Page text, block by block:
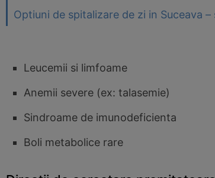
Optiuni de spitalizare de zi in Suceava
Leucemii si limfoame
Anemii severe (ex: talasemie)
Sindroame de imunodeficienta
Boli metabolice rare